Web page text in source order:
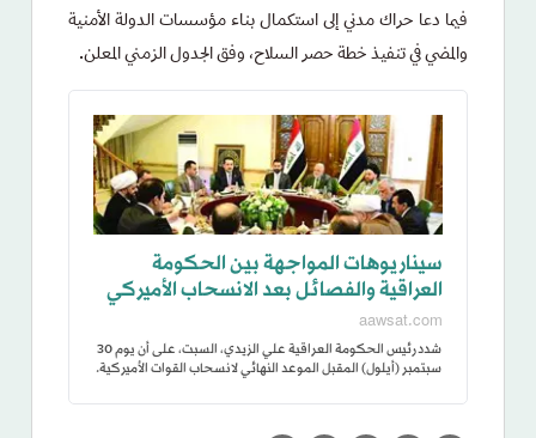
فيما دعا حراك مدني إلى استكمال بناء مؤسسات الدولة الأمنية
والمضي في تنفيذ خطة حصر السلاح، وفق الجدول الزمني المعلن.
سيناريوهات المواجهة بين الحكومة
العراقية والفصائل بعد الانسحاب الأميركي
aawsat.com
شدد رئيس الحكومة العراقية علي الزيدي، السبت، على أن يوم 30
سبتمبر (أيلول) المقبل الموعد النهائي لانسحاب القوات الأميركية.